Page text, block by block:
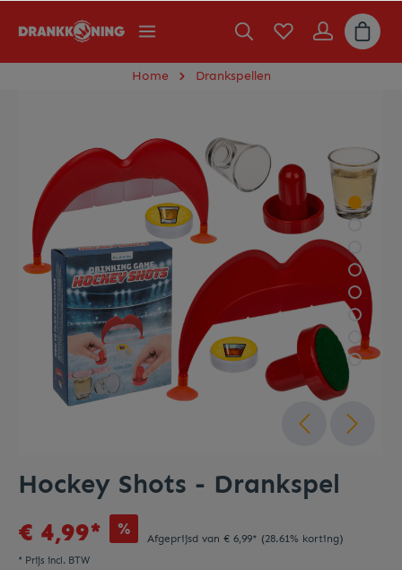
Home Drankspellen
Hockey Shots - Drankspel
€ 4,99* % Afgeprijsd van € 6,99* (28.61% korting)
* Prijs incl. BTW